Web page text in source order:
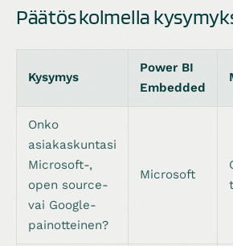
Päätös kolmella
Kysymys
Power BI
Embedded
Onko
asiakaskuntasi
Microsoft-,
open source-
vai Google-
painotteinen?
Microsoft